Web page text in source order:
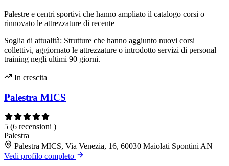
Palestre e centri sportivi che hanno ampliato il catalogo corsi o
rinnovato le attrezzature di recente
Soglia di attualità: Strutture che hanno aggiunto nuovi corsi
collettivi, aggiornato le attrezzature o introdotto servizi di personal
training negli ultimi 90 giorni.
In crescita
Palestra MICS
5 (6 recensioni )
Palestra
Palestra MICS, Via Venezia, 16, 60030 Maiolati Spontini AN
Vedi profilo completo